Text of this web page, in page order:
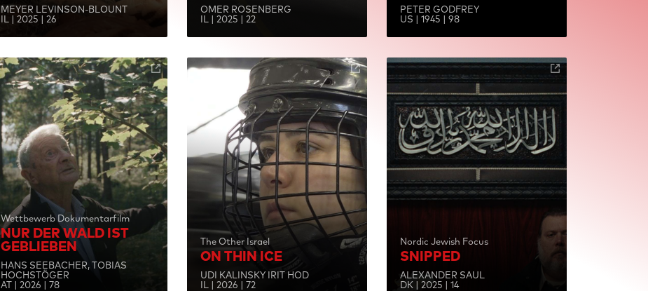
MEYER LEVINSON-BLOUNT
IL | 2025 | 26
OMER ROSENBERG
IL | 2025 | 22
PETER GODFREY
US | 1945 | 98
Wettbewerb Dokumentarfilm
NUR DER WALD IST
GEBLIEBEN
HANS SEEBACHER, TOBIAS
HOCHSTÖGER
AT | 2026 | 78
The Other Israel
ON THIN ICE
UDI KALINSKY IRIT HOD
IL | 2026 | 72
Nordic Jewish Focus
SNIPPED
ALEXANDER SAUL
DK | 2025 | 14